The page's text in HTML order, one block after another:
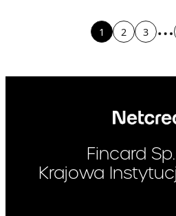
1 2 3 …
Fincard
Krajowa